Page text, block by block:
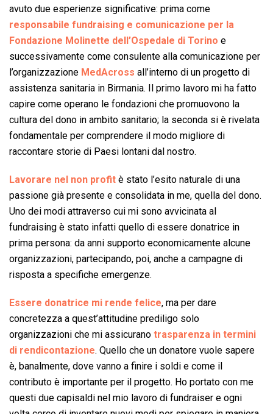
avuto due esperienze significative: prima come
responsabile fundraising e comunicazione per la
Fondazione Molinette dell’Ospedale di Torino e
successivamente come consulente alla comunicazione per
l’organizzazione MedAcross all’interno di un progetto di
assistenza sanitaria in Birmania. Il primo lavoro mi ha fatto
capire come operano le fondazioni che promuovono la
cultura del dono in ambito sanitario; la seconda si è rivelata
fondamentale per comprendere il modo migliore di
raccontare storie di Paesi lontani dal nostro.
Lavorare nel non profit è stato l’esito naturale di una
passione già presente e consolidata in me, quella del dono.
Uno dei modi attraverso cui mi sono avvicinata al
fundraising è stato infatti quello di essere donatrice in
prima persona: da anni supporto economicamente alcune
organizzazioni, partecipando, poi, anche a campagne di
risposta a specifiche emergenze.
Essere donatrice mi rende felice, ma per dare
concretezza a quest’attitudine prediligo solo
organizzazioni che mi assicurano trasparenza in termini
di rendicontazione. Quello che un donatore vuole sapere
è, banalmente, dove vanno a finire i soldi e come il
contributo è importante per il progetto. Ho portato con me
questi due capisaldi nel mio lavoro di fundraiser e ogni